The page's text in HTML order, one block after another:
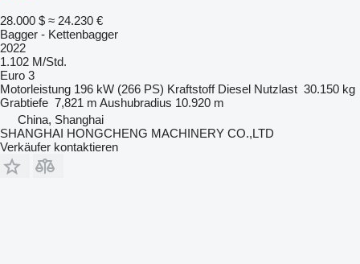
28.000 $ ≈ 24.230 €
Bagger - Kettenbagger
2022
1.102 M/Std.
Euro 3
Motorleistung 196 kW (266 PS) Kraftstoff Diesel Nutzlast 30.150 kg
Grabtiefe 7,821 m Aushubradius 10.920 m
China, Shanghai
SHANGHAI HONGCHENG MACHINERY CO.,LTD
Verkäufer kontaktieren